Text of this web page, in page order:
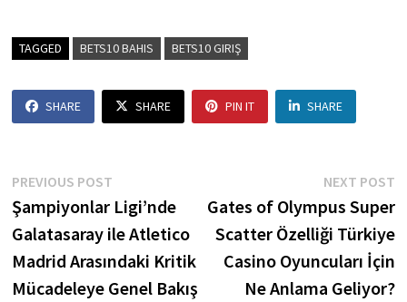
TAGGED BETS10 BAHIS BETS10 GIRIŞ
SHARE SHARE PIN IT SHARE
Post
navigation
PREVIOUS POSTPrevious
post:
Şampiyonlar Ligi’nde
Galatasaray ile Atletico
Madrid Arasındaki Kritik
Mücadeleye Genel Bakış
NEXT POST
Gates of Olympus Super
Scatter Özelliği Türkiye
Casino Oyuncuları İçin
Ne Anlama Geliyor?